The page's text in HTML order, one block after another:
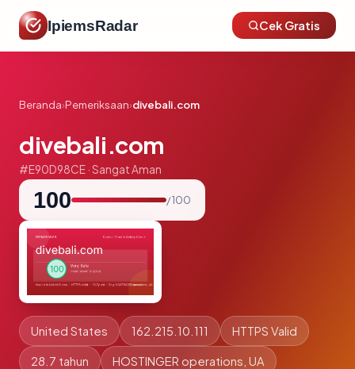
IpiemsRadar Cek Gratis
Beranda›Pemeriksaan›divebali.com
divebali.com
#E90D98CE · Sangat Aman
100 / 100
United States 162.215.10.111 HTTPS Valid
28.7 tahun HOSTINGER operations, UA